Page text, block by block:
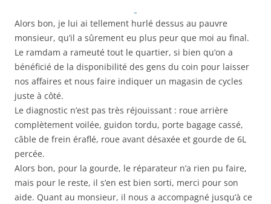
Alors bon, je lui ai tellement hurlé dessus au pauvre
monsieur, qu’il a sûrement eu plus peur que moi au final.
Le ramdam a rameuté tout le quartier, si bien qu’on a
bénéficié de la disponibilité des gens du coin pour laisser
nos affaires et nous faire indiquer un magasin de cycles
juste à côté.
Le diagnostic n’est pas très réjouissant : roue arrière
complètement voilée, guidon tordu, porte bagage cassé,
câble de frein éraflé, roue avant désaxée et gourde de 6L
percée.
Alors bon, pour la gourde, le réparateur n’a rien pu faire,
mais pour le reste, il s’en est bien sorti, merci pour son
aide. Quant au monsieur, il nous a accompagné jusqu’à ce